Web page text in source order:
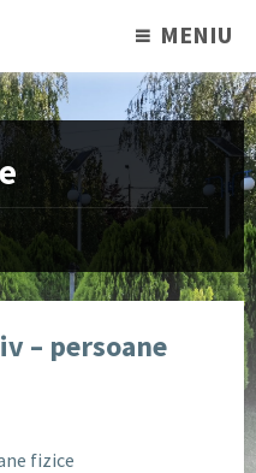
MENIU
– persoane
fizice